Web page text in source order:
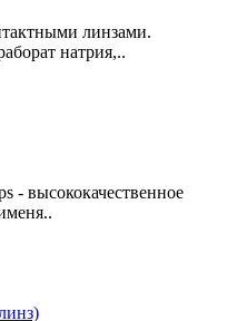
линзами.
натрия,..
- высококачественное